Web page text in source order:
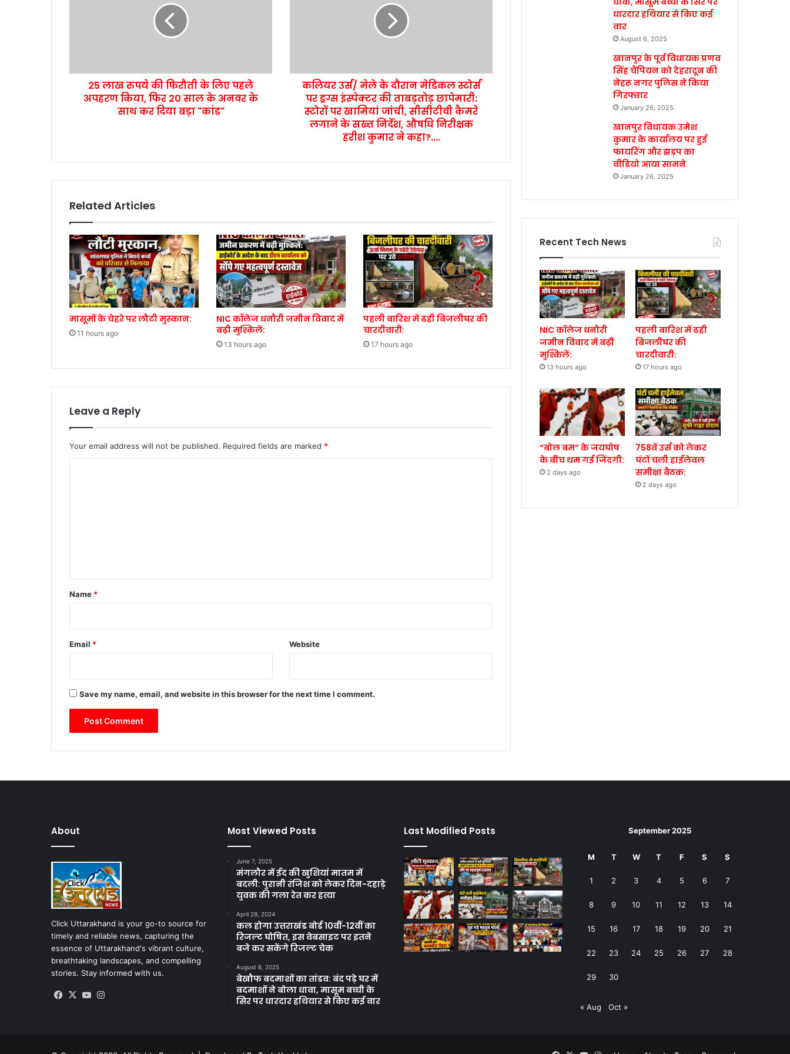
25 लाख रुपये की फिरौती के लिए पहले
अपहरण किया, फिर 20 साल के अनवर के
साथ कर दिया बड़ा "कांड"
कलियर उर्स/ मेले के दौरान मेडिकल स्टोर्स
पर ड्रग्स इंस्पेक्टर की ताबड़तोड़ छापेमारी:
स्टोरों पर खामियां जांची, सीसीटीवी कैमरे
लगाने के सख्त निर्देश, औषधि निरीक्षक
हरीश कुमार ने कहा?....
Related Articles
मासूमों के चेहरे पर लौटी मुस्कान:
11 hours ago
NIC कॉलेज धनौरी जमीन विवाद में
बढ़ी मुश्किलें:
13 hours ago
पहली बारिश में ढही बिजलीघर की
चारदीवारी:
17 hours ago
Leave a Reply
Your email address will not be published. Required fields are marked *
*
Name *
Email * Website
Save my name, email, and website in this browser for the next time I comment.
धारदार हथियार से किए कई
वार
August 6, 2025
खानपुर के पूर्व विधायक प्रणव
सिंह चैंपियन को देहरादून की
नेहरू नगर पुलिस ने किया
गिरफ्तार
January 26, 2025
खानपुर विधायक उमेश
कुमार के कार्यालय पर हुई
फायरिंग और झड़प का
वीडियो आया सामने
January 26, 2025
Recent Tech News
NIC कॉलेज धनौरी
जमीन विवाद में बढ़ी
मुश्किलें:
13 hours ago
पहली बारिश में ढही
बिजलीघर की
चारदीवारी:
17 hours ago
“बोल बम” के जयघोष
के बीच थम गई जिंदगी:
2 days ago
758वें उर्स को लेकर
घंटों चली हाईलेवल
समीक्षा बैठक:
2 days ago
About
Click Uttarakhand is your go-to source for
timely and reliable news, capturing the
essence of Uttarakhand's vibrant culture,
breathtaking landscapes, and compelling
stories. Stay informed with us.
Facebook
X YouTube
Most Viewed Posts
June 7, 2025
मंगलौर में ईद की खुशियां मातम में
बदली: पुरानी रंजिश को लेकर दिन-दहाड़े
युवक की गला रेत कर हत्या
April 29, 2024
कल होगा उत्तराखंड बोर्ड 10वीं-12वीं का
रिजल्ट घोषित, इस वेबसाइट पर इतने
बजे कर सकेंगे रिजल्ट चेक
August 6, 2025
बेखौफ बदमाशों का तांडव: बंद पड़े घर में
बदमाशों ने बोला धावा, मासूम बच्ची के
सिर पर धारदार हथियार से किए कई वार
Last Modified Posts September 2025
M T W T F S S
1 2 3 4 5 6 7
8 9 10 11 12 13 14
15 16 17 18 19 20 21
22 23 24 25 26 27 28
29 30
« Aug Oct »